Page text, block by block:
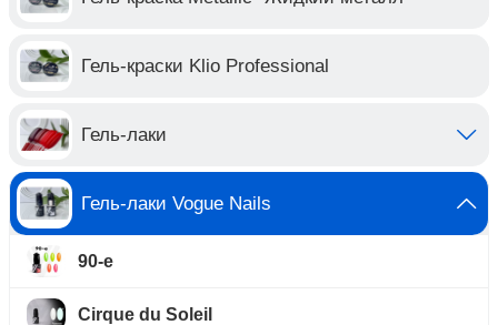
Гель-краски Klio Professional
Гель-лаки
Гель-лаки Vogue Nails
90-е
Cirque du Soleil